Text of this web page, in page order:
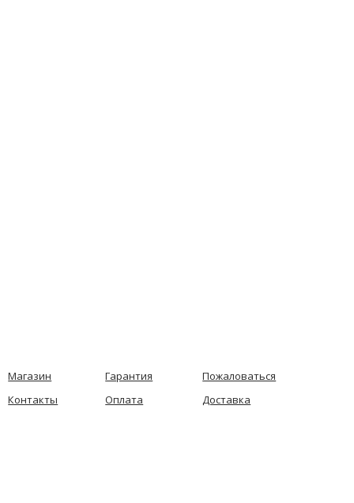
Магазин Гарантия
Пожаловаться
Контакты
Оплата Доставка